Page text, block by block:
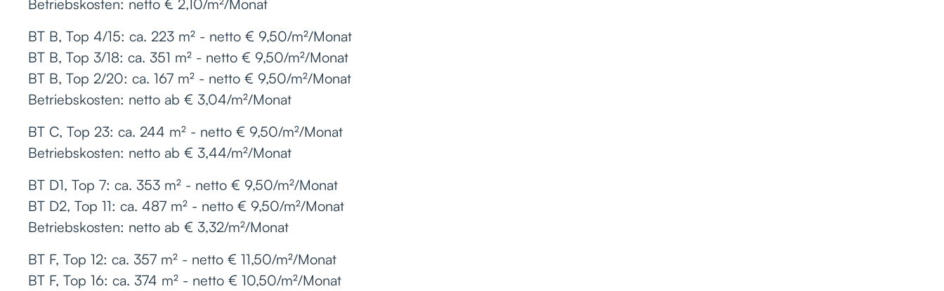
Betriebskosten: netto € 2,10/m²/Monat
BT B, Top 4/15: ca. 223 m² - netto € 9,50/m²/Monat
BT B, Top 3/18: ca. 351 m² - netto € 9,50/m²/Monat
BT B, Top 2/20: ca. 167 m² - netto € 9,50/m²/Monat
Betriebskosten: netto ab € 3,04/m²/Monat
BT C, Top 23: ca. 244 m² - netto € 9,50/m²/Monat
Betriebskosten: netto ab € 3,44/m²/Monat
BT D1, Top 7: ca. 353 m² - netto € 9,50/m²/Monat
BT D2, Top 11: ca. 487 m² - netto € 9,50/m²/Monat
Betriebskosten: netto ab € 3,32/m²/Monat
BT F, Top 12: ca. 357 m² - netto € 11,50/m²/Monat
BT F, Top 16: ca. 374 m² - netto € 10,50/m²/Monat